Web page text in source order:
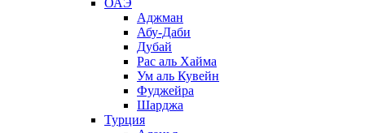
Аджман
Абу-Даби
Дубай
Рас аль Хайма
Ум аль Кувейн
Фуджейра
Шарджа
Турция